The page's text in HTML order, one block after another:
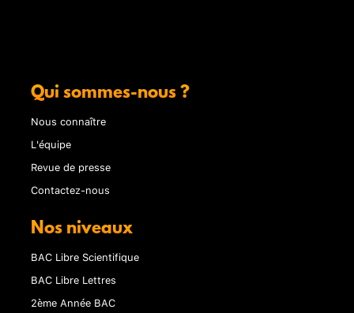
Qui sommes-nous ?
Nous connaître
L'équipe
Revue de presse
Contactez-nous
Nos niveaux
BAC Libre Scientifique
BAC Libre Lettres
2ème Année BAC